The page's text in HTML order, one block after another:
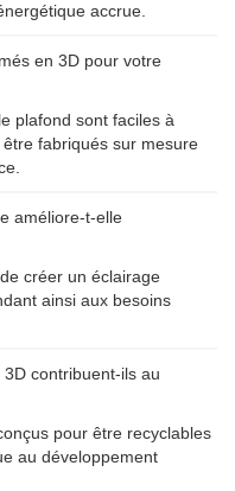
accrue.
en 3D pour votre
plafond sont faciles à
fabriqués sur mesure
améliore-t-elle
créer un éclairage
ainsi aux besoins
contribuent-ils au
pour être recyclables
au développement